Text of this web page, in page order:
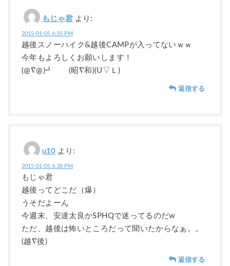
もじゃ君 より:
2015-01-05 6:35 PM
越後スノーハイク&越後CAMPが入ってないｗｗ
今年もよろしくお願いします！
(@∇@)┛ (昭∇和)(U▽Ｌ)
返信する
u10 より:
2015-01-05 6:38 PM
もじゃ君
越後ってどこだ（爆）
うそだよーん
今週末、安達太良かSPHQで迷ってるのだw
ただ、越後は怖いところだって聞いたからなぁ。。
(越∇後)
返信する